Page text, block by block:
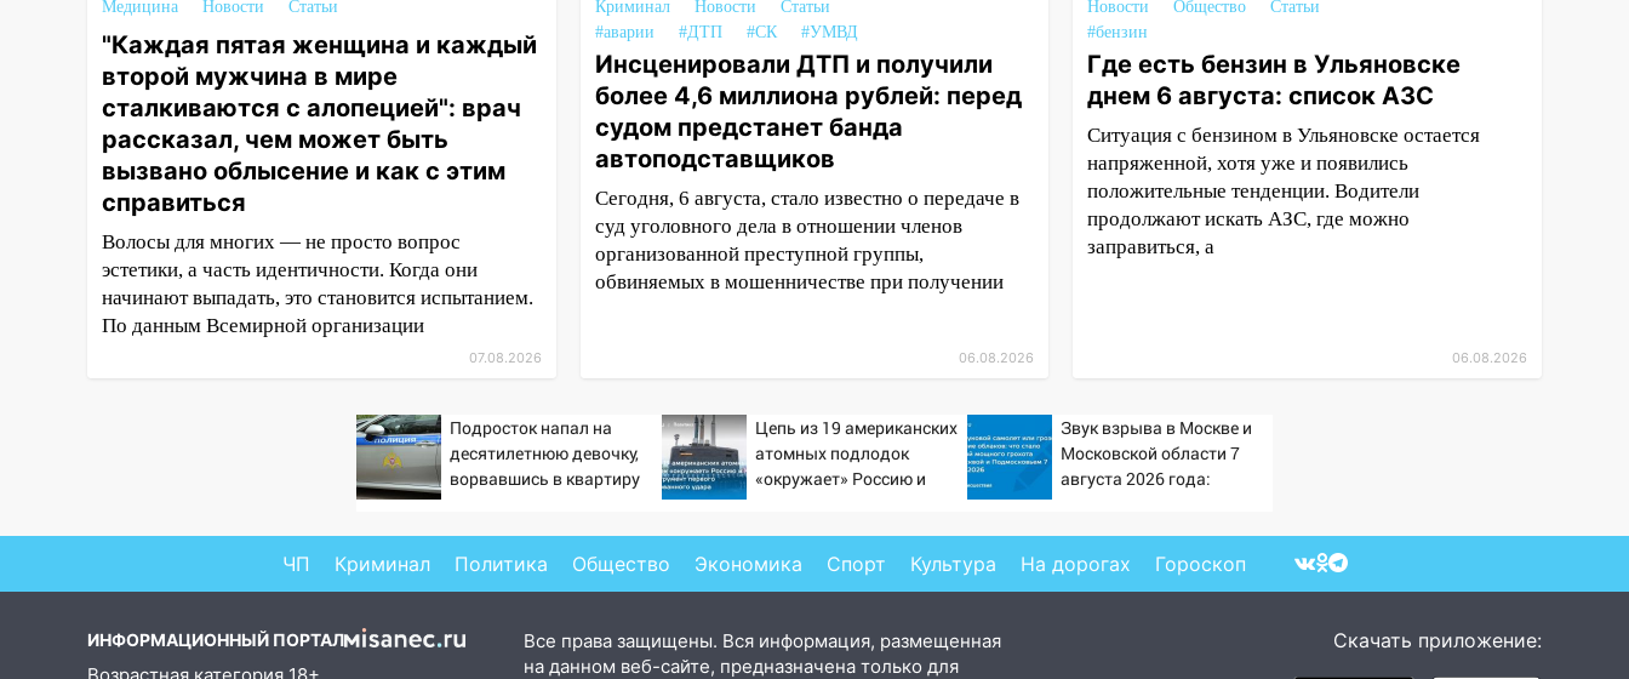
15:27
Прокуратура проверяет
капремонт школы в селе
Кивать
15:08 В Кузоватово после
прокурорской проверки
обновили разметку на
пешеходных переходах
14:40 На проспекте Гая в
Ульяновске запретили
остановку автомобилей на 50-
метровом участке
пройдет большой фестиваль
мотофристайлом и концертом
14:04 Жару смоет ливнями:
прогноз погоды в Ульяновской
области на выходные 8-9
13:30
В Ульяновске
Медицина Новости Статьи
"Каждая пятая женщина и каждый
второй мужчина в мире
сталкиваются с алопецией": врач
рассказал, чем может быть
вызвано облысение и как с этим
справиться
Волосы для многих — не просто вопрос
эстетики, а часть идентичности. Когда они
начинают выпадать, это становится испытанием.
По данным Всемирной организации
07.08.2026
Криминал Новости
Статьи
#аварии
#ДТП #СК #УМВД
Инсценировали ДТП и получили
более 4,6 миллиона рублей: перед
судом предстанет банда
автоподставщиков
Сегодня, 6 августа, стало известно о передаче в
суд уголовного дела в отношении членов
организованной преступной группы,
обвиняемых в мошенничестве при получении
06.08.2026
Новости Общество
Статьи
#бензин
Где есть бензин в Ульяновске
днем 6 августа: список АЗС
Ситуация с бензином в Ульяновске остается
напряженной, хотя уже и появились
положительные тенденции. Водители
продолжают искать АЗС, где можно
заправиться, а
06.08.2026
Подросток напал на
десятилетнюю девочку,
ворвавшись в квартиру
Цепь из 19 американских
атомных подлодок
«окружает» Россию и
удара
Звук взрыва в Москве и
Московской области 7
августа 2026 года:
хлопок
ЧП Криминал Политика Общество Экономика Спорт Культура На дорогах Гороскоп
ИНФОРМАЦИОННЫЙ ПОРТАЛ
Все права защищены. Вся информация, размещенная
на данном веб-сайте, предназначена только для
Скачать приложение: